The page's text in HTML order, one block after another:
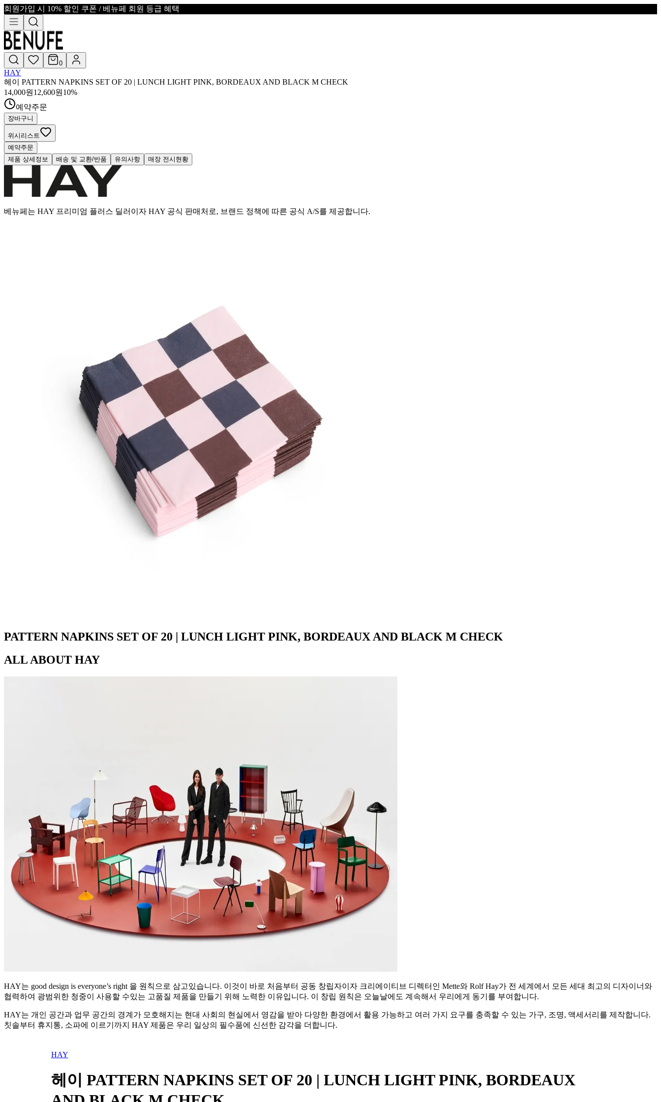
회원가입 시 10% 할인 쿠폰 / 베뉴페 회원 등급 혜택
0
HAY
헤이 PATTERN NAPKINS SET OF 20 | LUNCH LIGHT PINK, BORDEAUX AND BLACK M CHECK
14,000원 12,600원 10%
예약주문
장바구니
위시리스트
예약주문
제품 상세정보
배송 및 교환/반품 유의사항 매장 전시현황
베뉴페는 HAY 프리미엄 플러스 딜러이자 HAY 공식 판매처로, 브랜드 정책에 따른 공식 A/S를 제공합니다.
PATTERN NAPKINS SET OF 20 | LUNCH LIGHT PINK, BORDEAUX AND BLACK M CHECK
ALL ABOUT HAY
HAY는 good design is everyone’s right 을 원칙으로 삼고있습니다. 이것이 바로 처음부터 공동 창립자이자 크리에이티브 디렉터인 Mette와 Rolf Hay가 전 세계에서 모든 세대 최고의 디자이너와
협력하여 광범위한 청중이 사용할 수있는 고품질 제품을 만들기 위해 노력한 이유입니다. 이 창립 원칙은 오늘날에도 계속해서 우리에게 동기를 부여합니다.
HAY는 개인 공간과 업무 공간의 경계가 모호해지는 현대 사회의 현실에서 영감을 받아 다양한 환경에서 활용 가능하고 여러 가지 요구를 충족할 수 있는 가구, 조명, 액세서리를 제작합니다.
칫솔부터 휴지통, 소파에 이르기까지 HAY 제품은 우리 일상의 필수품에 신선한 감각을 더합니다.
HAY
헤이 PATTERN NAPKINS SET OF 20 | LUNCH LIGHT PINK, BORDEAUX